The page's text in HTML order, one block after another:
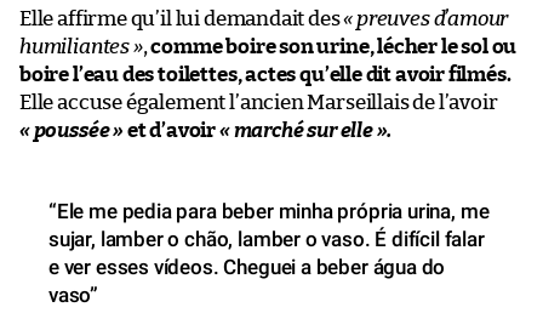
Elle affirme qu’il lui demandait des« preuves d’amour
humiliantes »,comme boire son urine, lécher le sol ou
boire l’eau des toilettes, actes qu’elle dit avoir filmés.
Elle accuse également l’ancien Marseillais de l’avoir
« poussée » et d’avoir« marché sur elle ».
“Ele me pedia para beber minha própria urina, me
sujar, lamber o chão, lamber o vaso. É difícil falar
e ver esses vídeos. Cheguei a beber água do
vaso”